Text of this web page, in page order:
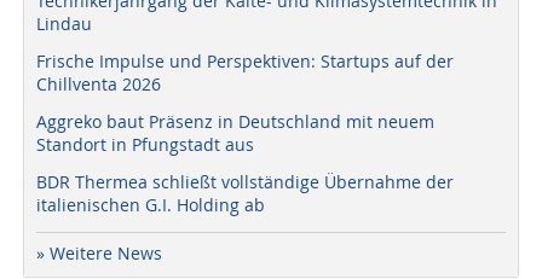
Lindau
Frische Impulse und Perspektiven: Startups auf der
Chillventa 2026
Aggreko baut Präsenz in Deutschland mit neuem
Standort in Pfungstadt aus
BDR Thermea schließt vollständige Übernahme der
italienischen G.I. Holding ab
» Weitere News